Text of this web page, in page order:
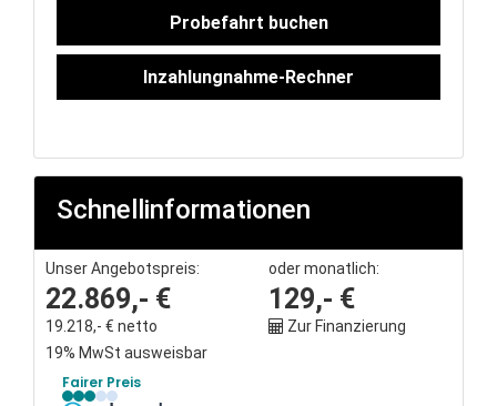
Flottenkunden
Connect
Skoda
Unternehmen
Wartung&Inspektion
/
Garantieversicherung
Probefahrt buchen
Inzahlungnahme-Rechner
Schnellinformationen
Unser Angebotspreis:
22.869,- €
19.218,- € netto
19% MwSt ausweisbar
oder monatlich:
129,- €
Zur Finanzierung
Fairer Preis